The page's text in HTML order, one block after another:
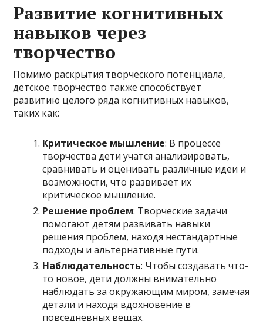
Развитие когнитивных
навыков через
творчество
Помимо раскрытия творческого потенциала,
детское творчество также способствует
развитию целого ряда когнитивных навыков,
таких как:
Критическое мышление: В процессе
творчества дети учатся анализировать,
сравнивать и оценивать различные идеи и
возможности, что развивает их
критическое мышление.
Решение проблем: Творческие задачи
помогают детям развивать навыки
решения проблем, находя нестандартные
подходы и альтернативные пути.
Наблюдательность: Чтобы создавать что-
то новое, дети должны внимательно
наблюдать за окружающим миром, замечая
детали и находя вдохновение в
повседневных вещах.